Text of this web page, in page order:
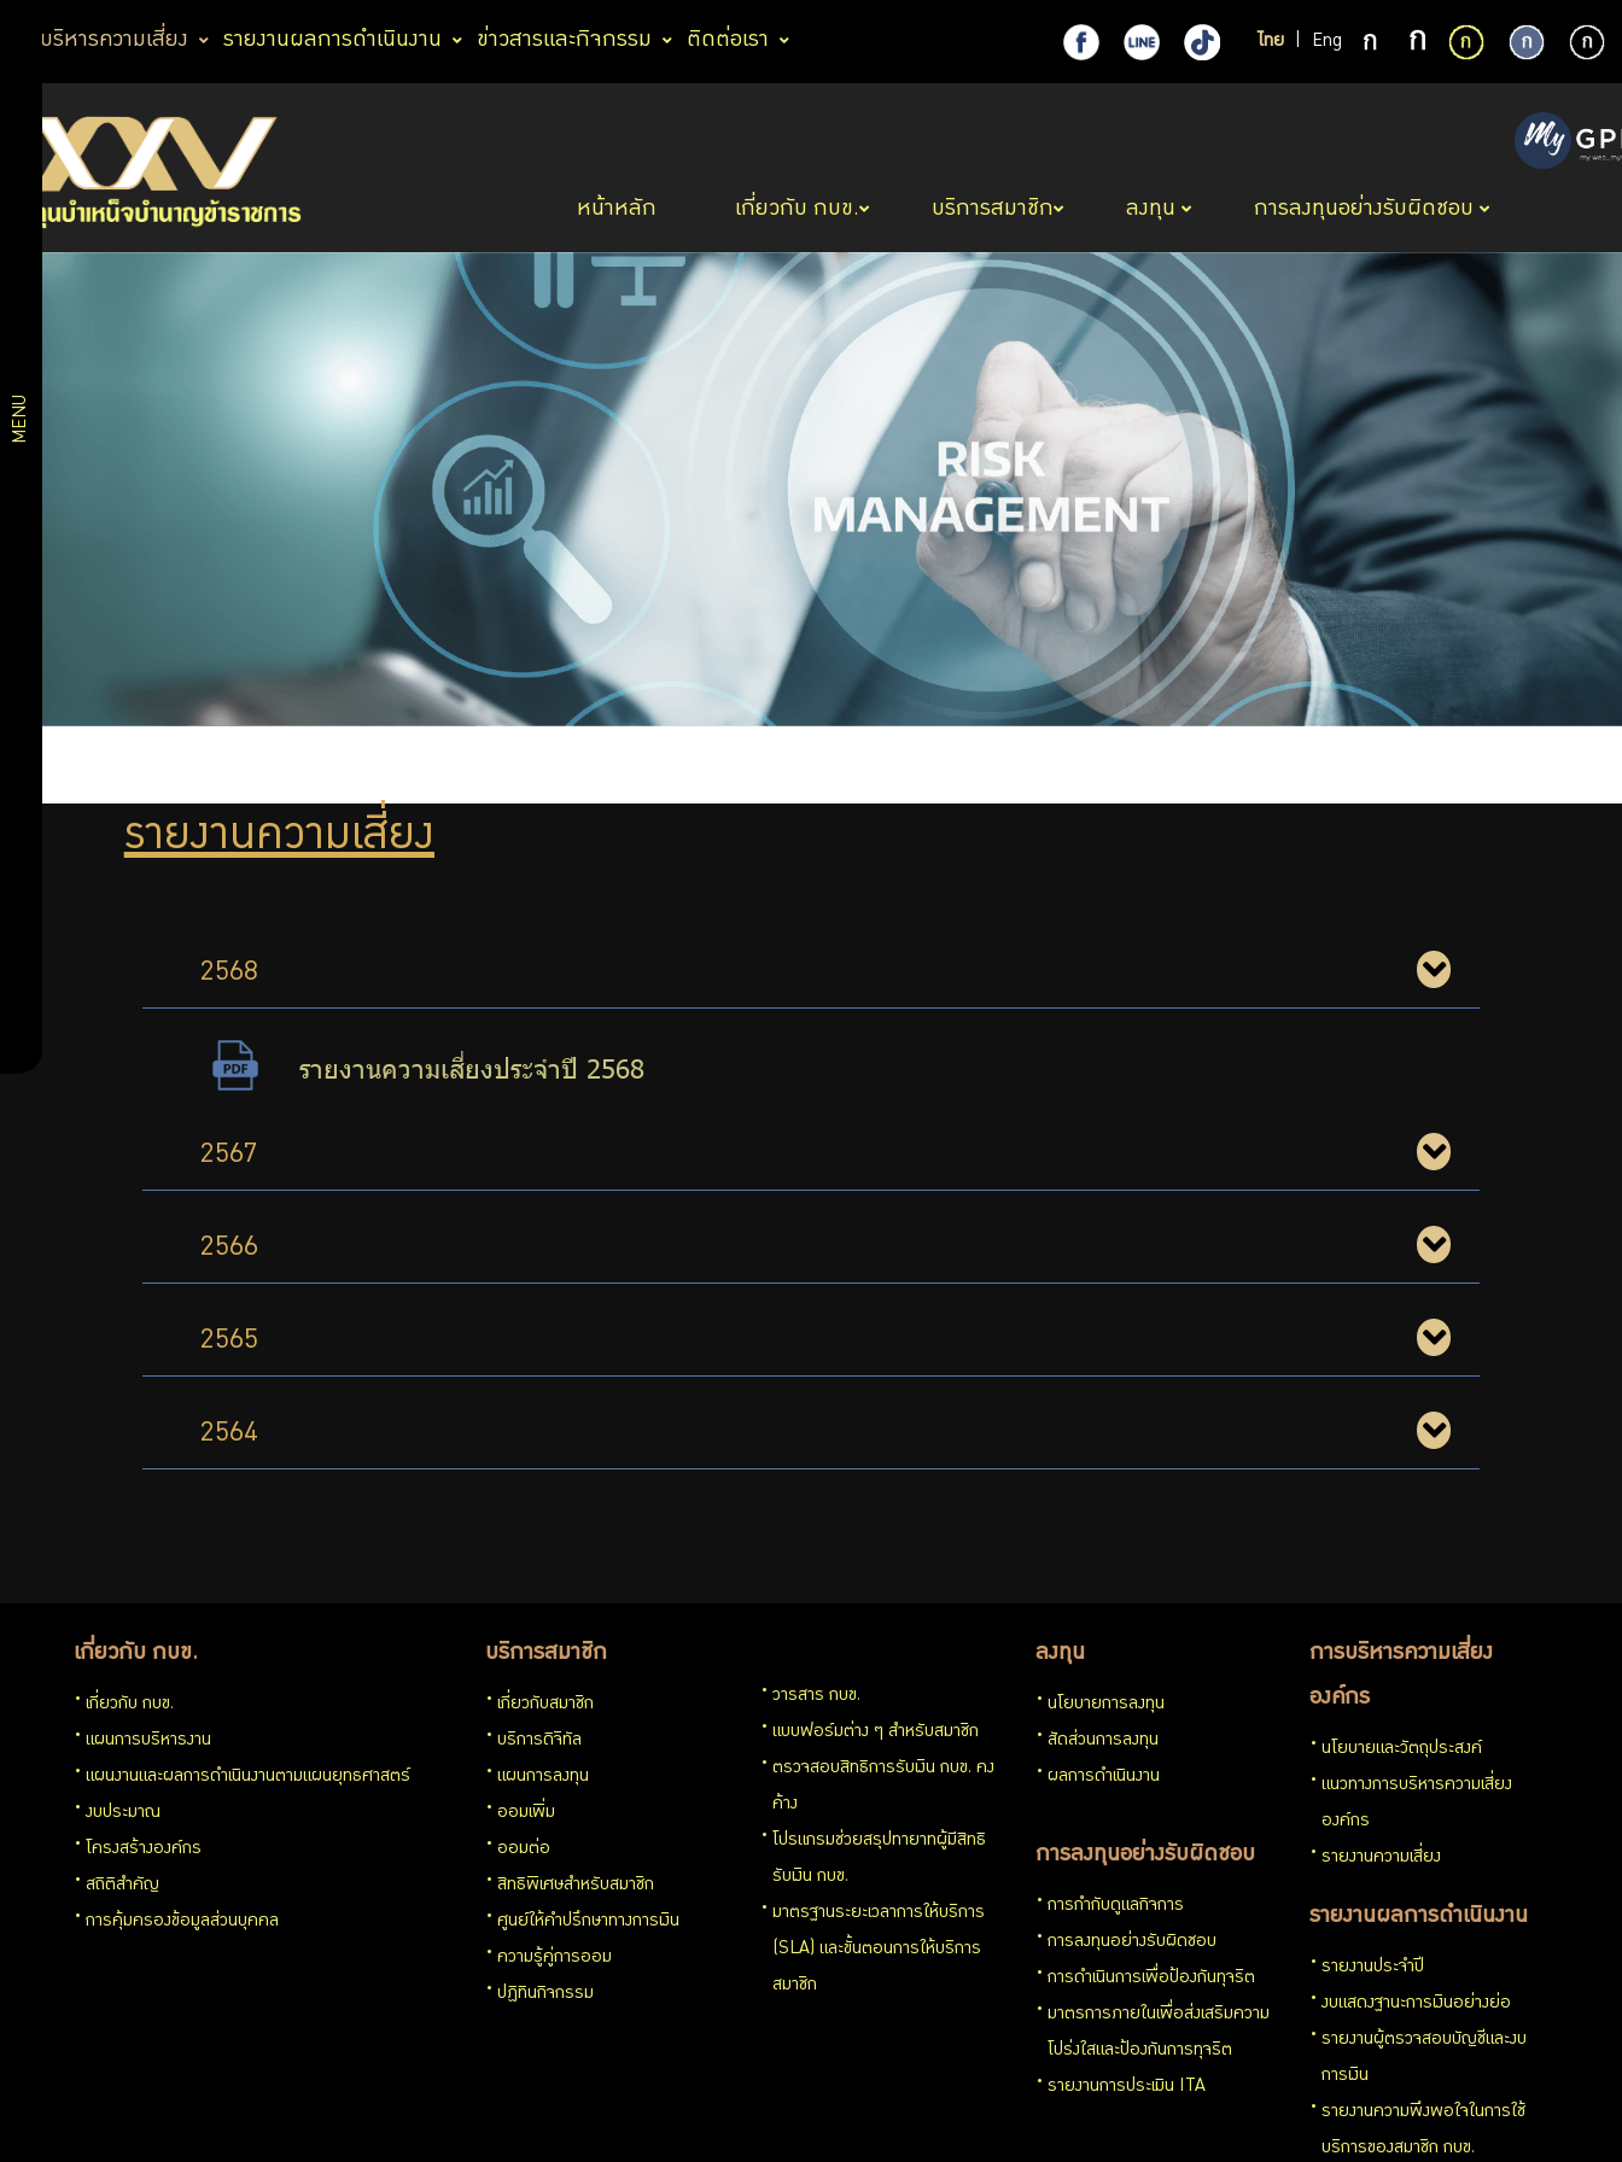
ไทย Eng
การบริหารความเสี่ยง รายงานผลการดำเนินงาน ข่าวสารและกิจกรรม ติดต่อเรา
หน้าหลัก เกี่ยวกับ กบข. บริการสมาชิก ลงทุน การลงทุนอย่างรับผิดชอบ
MENU
นโยบายและ
วัตถุประสงค์
ความ
ความ
เสี่ยง
รายงานความเสี่ยง
2568
รายงานความเสี่ยงประจำปี 2568
2567
2566
2565
2564
เกี่ยวกับ กบข.
เกี่ยวกับ กบข.
แผนการบริหารงาน
แผนงานและผลการดำเนินงานตามแผนยุทธศาสตร์
งบประมาณ
โครงสร้างองค์กร
สถิติสำคัญ
การคุ้มครองข้อมูลส่วนบุคคล
บริการสมาชิก
เกี่ยวกับสมาชิก
บริการดิจิทัล
แผนการลงทุน
ออมเพิ่ม
ออมต่อ
สิทธิพิเศษสำหรับสมาชิก
ศูนย์ให้คำปรึกษาทางการเงิน
ความรู้คู่การออม
ปฏิทินกิจกรรม
วารสาร กบข.
แบบฟอร์มต่าง ๆ สำหรับสมาชิก
ตรวจสอบสิทธิการรับเงิน กบข. คง
ค้าง
โปรแกรมช่วยสรุปทายาทผู้มีสิทธิ
รับเงิน กบข.
มาตรฐานระยะเวลาการให้บริการ
(SLA) และขั้นตอนการให้บริการ
สมาชิก
ลงทุน
นโยบายการลงทุน
สัดส่วนการลงทุน
ผลการดำเนินงาน
การลงทุนอย่างรับผิดชอบ
การกำกับดูแลกิจการ
การลงทุนอย่างรับผิดชอบ
การดำเนินการเพื่อป้องกันทุจริต
มาตรการภายในเพื่อส่งเสริมความ
โปร่งใสและป้องกันการทุจริต
รายงานการประเมิน ITA
การบริหารความเสี่ยง
องค์กร
นโยบายและวัตถุประสงค์
แนวทางการบริหารความเสี่ยง
องค์กร
รายงานความเสี่ยง
รายงานผลการดำเนินงาน
รายงานประจำปี
งบแสดงฐานะการเงินอย่างย่อ
รายงานผู้ตรวจสอบบัญชีและงบ
การเงิน
รายงานความพึงพอใจในการใช้
บริการของสมาชิก กบข.